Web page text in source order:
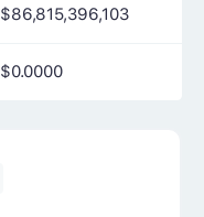
$86,815,396,103
$0.0000